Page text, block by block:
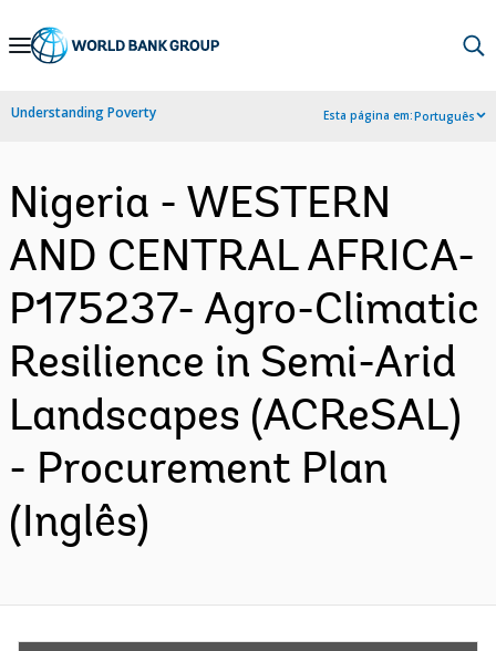
Skip
Navigation
Understanding Poverty Esta página em:Português
Nigeria - WESTERN
AND CENTRAL AFRICA-
P175237- Agro-Climatic
Resilience in Semi-Arid
Landscapes (ACReSAL)
- Procurement Plan
(Inglês)